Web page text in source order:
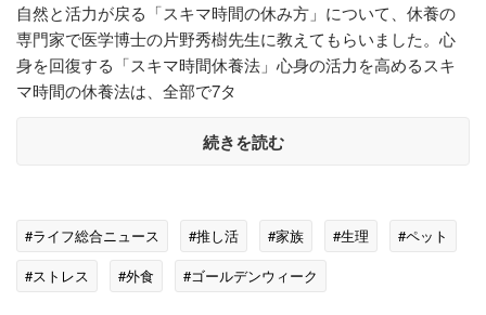
自然と活力が戻る「スキマ時間の休み方」について、休養の
専門家で医学博士の片野秀樹先生に教えてもらいました。心
身を回復する「スキマ時間休養法」心身の活力を高めるスキ
マ時間の休養法は、全部で7タ
続きを読む
#ライフ総合ニュース #推し活 #家族 #生理
#ペット
#ストレス
#外食 #ゴールデンウィーク